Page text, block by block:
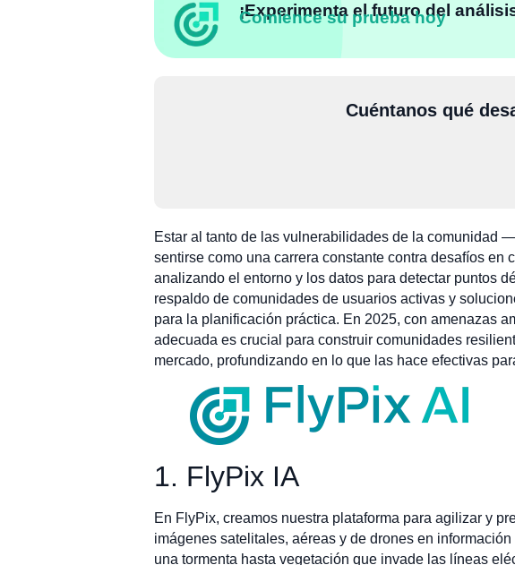
¡Experimenta el futuro del
Comience su prueba hoy
Cuéntanos qué
Estar al tanto de las vulnerabilidades de la comunidad
sentirse como una carrera constante contra desafíos
analizando el entorno y los datos para detectar puntos
respaldo de comunidades de usuarios activas y
para la planificación práctica. En 2025, con amenazas
adecuada es crucial para construir comunidades
mercado, profundizando en lo que las hace efectivas
1. FlyPix IA
En FlyPix, creamos nuestra plataforma para agilizar y
imágenes satelitales, aéreas y de drones en
una tormenta hasta vegetación que invade las líneas